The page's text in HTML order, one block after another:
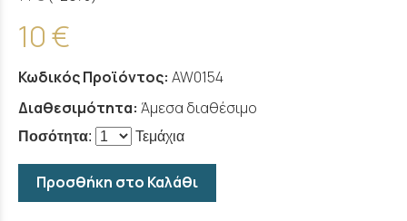
10 €
Κωδικός Προϊόντος: AW0154
Διαθεσιμότητα: Άμεσα διαθέσιμο
Ποσότητα: Τεμάχια
Προσθήκη στο Καλάθι